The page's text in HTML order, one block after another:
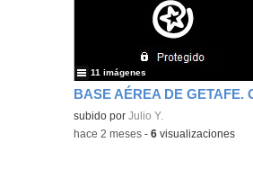
Contenido educativo.
subido porJulio Y.
11 imágenes
-hace 2 meses -6 visualizaciones